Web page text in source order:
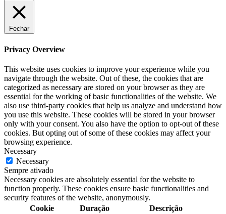
Fechar
Privacy Overview
This website uses cookies to improve your experience while you
navigate through the website. Out of these, the cookies that are
categorized as necessary are stored on your browser as they are
essential for the working of basic functionalities of the website. We
also use third-party cookies that help us analyze and understand how
you use this website. These cookies will be stored in your browser
only with your consent. You also have the option to opt-out of these
cookies. But opting out of some of these cookies may affect your
browsing experience.
Necessary
Necessary
Sempre ativado
Necessary cookies are absolutely essential for the website to
function properly. These cookies ensure basic functionalities and
security features of the website, anonymously.
Cookie
Duração Descrição